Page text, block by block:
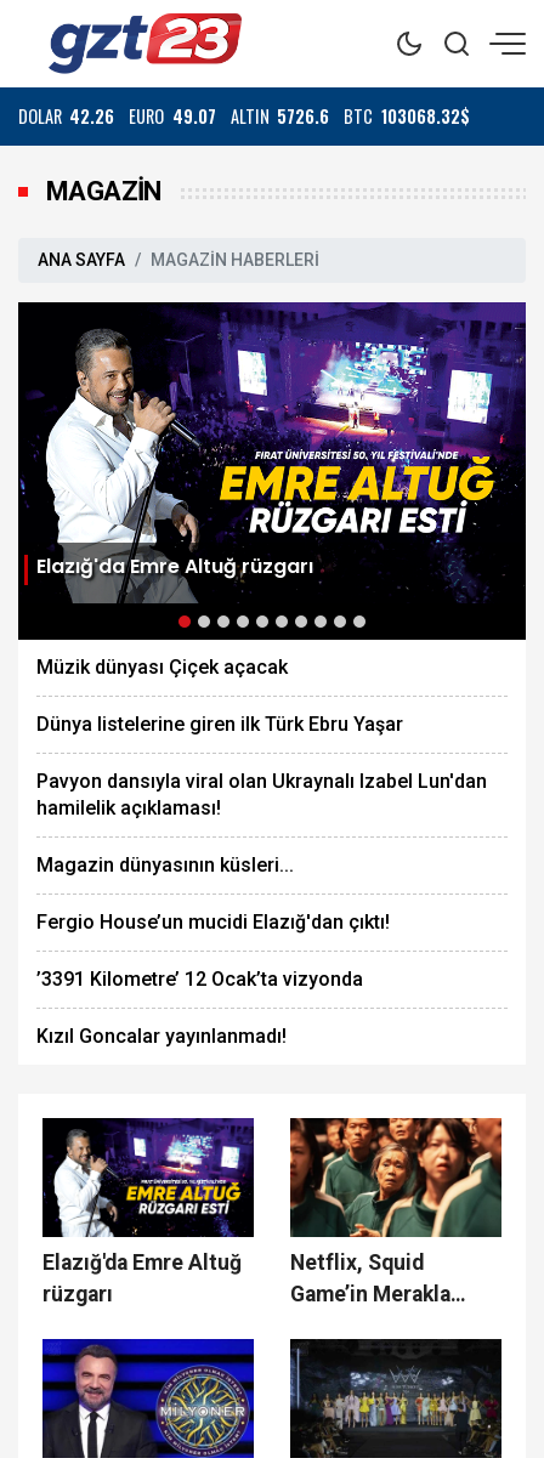
DOLAR 42.26 EURO 49.07 ALTIN 5726.6 BTC 103068.32$
MAGAZİN
ANA SAYFA MAGAZİN HABERLERİ
Elazığ'da Emre Altuğ rüzgarı
Müzik dünyası Çiçek açacak
Dünya listelerine giren ilk Türk Ebru Yaşar
Pavyon dansıyla viral olan Ukraynalı Izabel Lun'dan
hamilelik açıklaması!
Magazin dünyasının küsleri...
Fergio House’un mucidi Elazığ'dan çıktı!
’3391 Kilometre’ 12 Ocak’ta vizyonda
Kızıl Goncalar yayınlanmadı!
Elazığ'da Emre Altuğ
rüzgarı
Netflix, Squid
Game’in Merakla
Fragmanını Paylaştı